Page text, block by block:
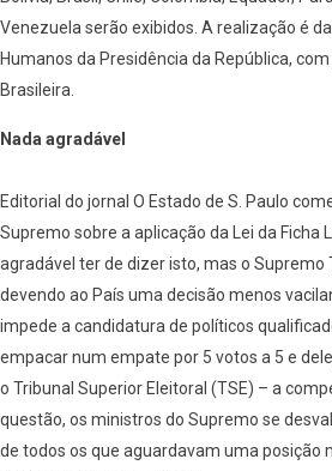
Venezuela serão exibidos. A realização é
Humanos da Presidência da República,
Brasileira.
Nada agradável
Editorial do jornal O Estado de S. Paulo
Supremo sobre a aplicação da Lei da Ficha
agradável ter de dizer isto, mas o Supremo
devendo ao País uma decisão menos
impede a candidatura de políticos
empacar num empate por 5 votos a 5 e
o Tribunal Superior Eleitoral (TSE) – a
questão, os ministros do Supremo se
de todos os que aguardavam uma posição